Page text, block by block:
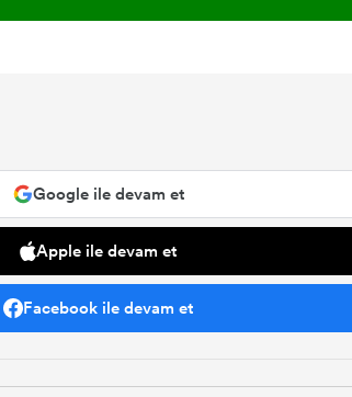
Google ile devam et
Apple ile devam et
Facebook ile devam et